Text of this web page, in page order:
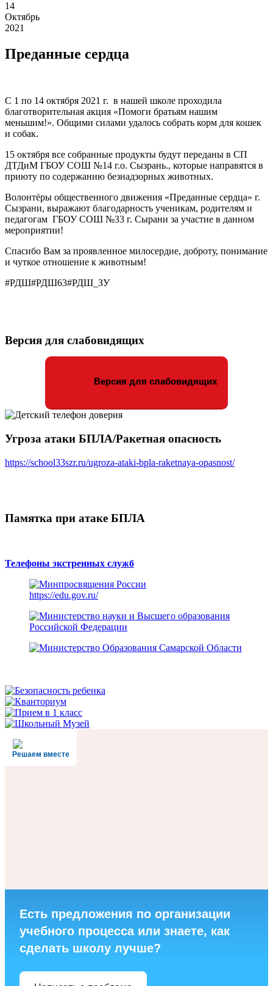
14
Октябрь
2021
Преданные сердца
С 1 по 14 октября 2021 г. в нашей школе проходила
благотворительная акция «Помоги братьям нашим
меньшим!». Общими силами удалось собрать корм для кошек
и собак.
15 октября все собранные продукты будут переданы в СП
ДТДиМ ГБОУ СОШ №14 г.о. Сызрань., которые направятся в
приюту по содержанию безнадзорных животных.
Волонтёры общественного движения «Преданные сердца» г.
Сызрани, выражают благодарность ученикам, родителям и
педагогам ГБОУ СОШ №33 г. Сырани за участие в данном
мероприятии!
Спасибо Вам за проявленное милосердие, доброту, понимание
и чуткое отношение к животным!
#РДШ#РДШ63#РДШ_ЗУ
Версия для слабовидящих
Версия для слабовидящих
Угроза атаки БПЛА/Ракетная опасность
https://school33szr.ru/ugroza-ataki-bpla-raketnaya-opasnost/
Памятка при атаке БПЛА
Телефоны экстренных служб
https://edu.gov.ru/
Решаем вместе
Есть предложения по организации
учебного процесса или знаете, как
сделать школу лучше?